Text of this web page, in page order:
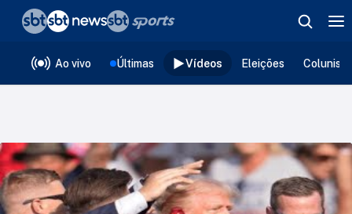
Ao vivo Últimas Vídeos Eleições
❮voltar
Editorias